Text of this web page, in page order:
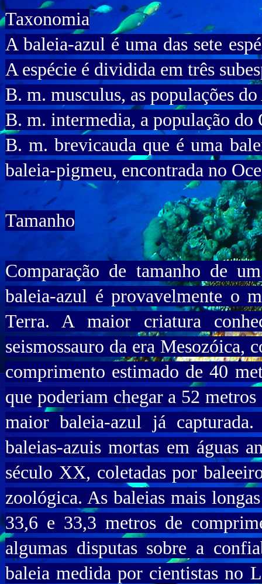
Taxonomia
A baleia-azul é uma das sete
A espécie é dividida em três
B. m. musculus, as populações
B. m. intermedia, a população do
B. m. brevicauda que é uma
baleia-pigmeu, encontrada no
Tamanho
Comparação de tamanho de
baleia-azul é provavelmente o
Terra. A maior criatura
seismossauro da era Mesozóica,
comprimento estimado de 40
que poderiam chegar a 52
maior baleia-azul já
baleias-azuis mortas em águas
século XX, coletadas por
zoológica. As baleias mais
33,6 e 33,3 metros de
algumas disputas sobre a
baleia medida por cientistas no